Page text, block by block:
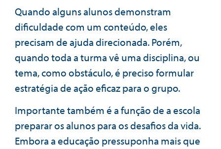
Quando alguns alunos demonstram
dificuldade com um conteúdo, eles
precisam de ajuda direcionada. Porém,
quando toda a turma vê uma disciplina, ou
tema, como obstáculo, é preciso formular
estratégia de ação eficaz para o grupo.
Importante também é a função de a escola
preparar os alunos para os desafios da vida.
Embora a educação pressuponha mais que